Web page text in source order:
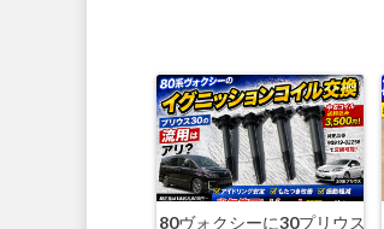
80ヴォクシーに30プリウス